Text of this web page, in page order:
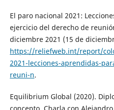
El paro nacional 2021:
ejercicio del derecho de
diciembre 2021 (15 de
https://reliefweb.int/report/
2021-lecciones-aprendidas-
reuni-n.
Equilibrium Global (2020).